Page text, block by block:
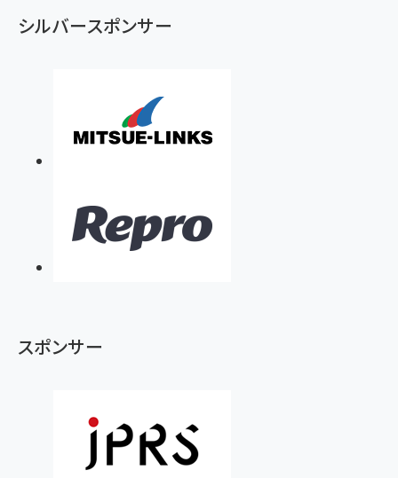
シルバースポンサー
スポンサー